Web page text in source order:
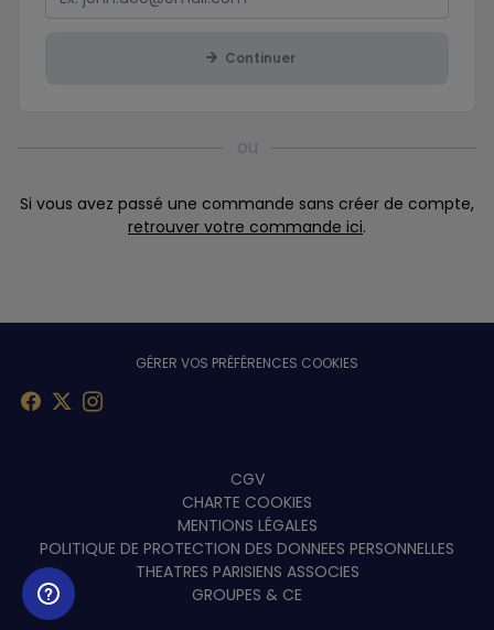
Continuer
Si vous avez passé une commande sans créer de compte,
retrouver votre commande ici.
GÉRER VOS PRÉFÉRENCES COOKIES
CGV
CHARTE COOKIES
MENTIONS LÉGALES
POLITIQUE DE PROTECTION DES DONNEES PERSONNELLES
THEATRES PARISIENS ASSOCIES
GROUPES & CE